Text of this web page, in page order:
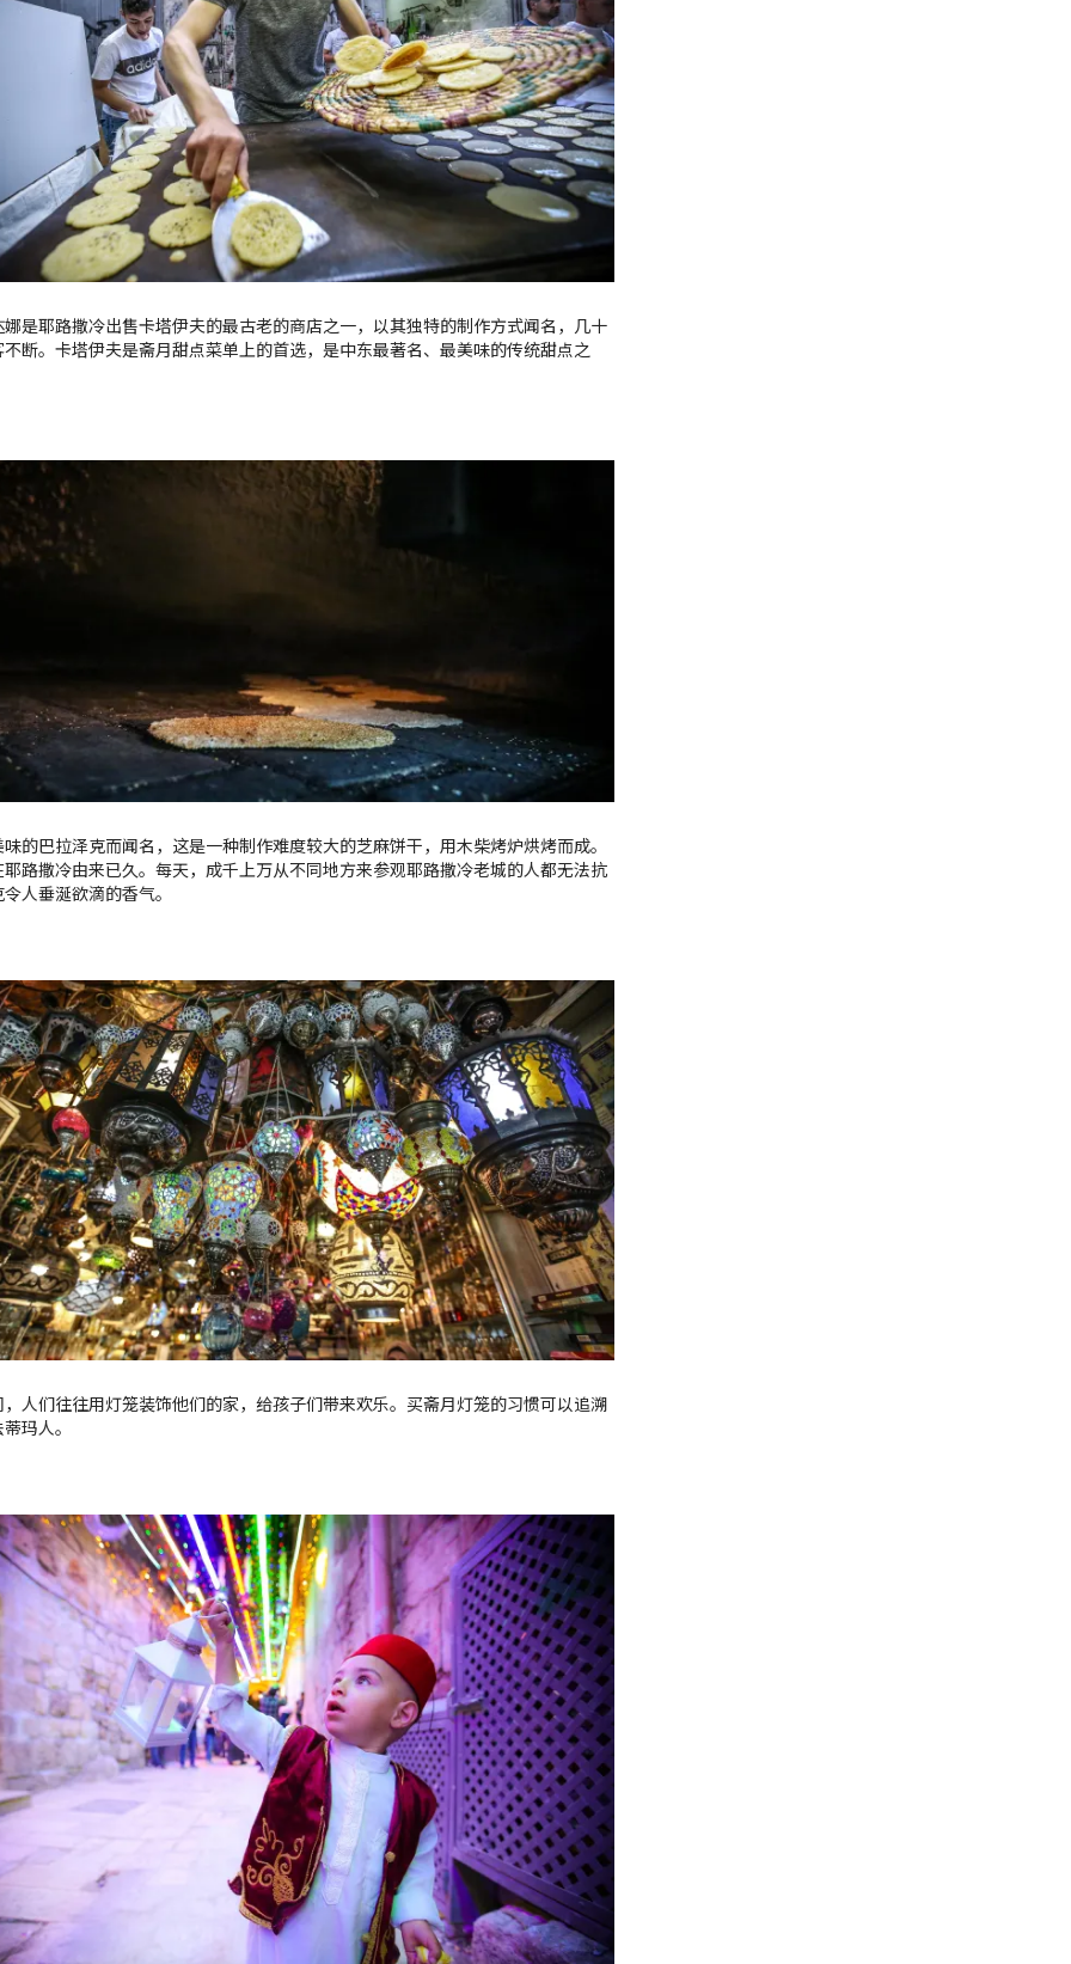
是耶路撒冷出售卡塔伊夫的最古老的商店之一，以其独特的制作方式闻名，几十
断。卡塔伊夫是斋月甜点菜单上的首选，是中东最著名、最美味的传统甜点之
的巴拉泽克而闻名，这是一种制作难度较大的芝麻饼干，用木柴烤炉烘烤而成。
路撒冷由来已久。每天，成千上万从不同地方来参观耶路撒冷老城的人都无法抗
人垂涎欲滴的香气。
人们往往用灯笼装饰他们的家，给孩子们带来欢乐。买斋月灯笼的习惯可以追溯
玛人。